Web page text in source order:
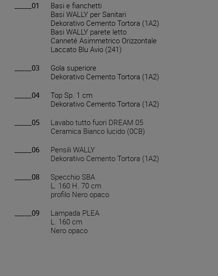
_____01
Basi e fianchetti
Basi WALLY per Sanitari
Dekorativo Cemento Tortora (1A2)
Basi WALLY parete letto
Canneté Asimmetrico Orizzontale
Laccato Blu Avio (241)
_____03
Gola superiore
Dekorativo Cemento Tortora (1A2)
_____04
Top Sp. 1 cm
Dekorativo Cemento Tortora (1A2)
_____05
Lavabo tutto fuori DREAM 05
Ceramica Bianco lucido (0CB)
_____06
Pensili WALLY
Dekorativo Cemento Tortora (1A2)
_____08
Specchio SBA
L. 160 H. 70 cm
profilo Nero opaco
_____09
Lampada PLEA
L. 160 cm
Nero opaco